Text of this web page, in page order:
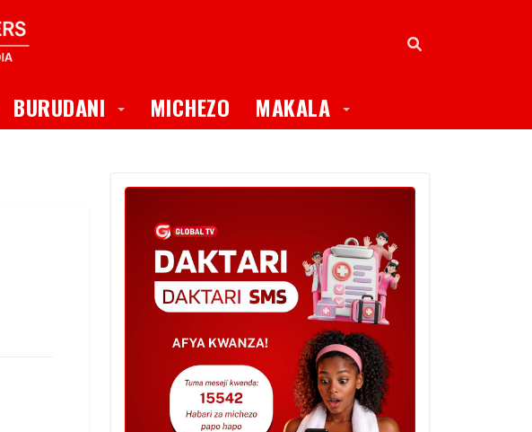
BURUDANI Toggle Dropdown
MICHEZO MAKALA Toggle Dropdown